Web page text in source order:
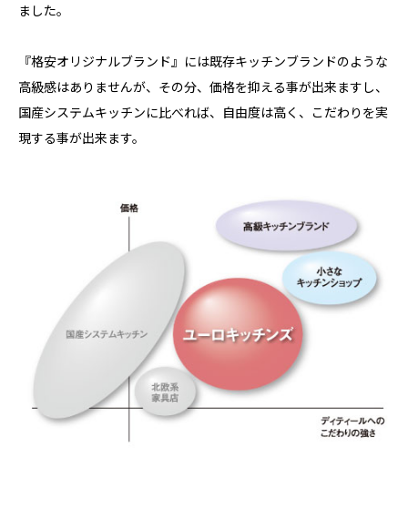
ました。
『格安オリジナルブランド』には既存キッチンブランドのような
高級感はありませんが、その分、価格を抑える事が出来ますし、
国産システムキッチンに比べれば、自由度は高く、こだわりを実
現する事が出来ます。